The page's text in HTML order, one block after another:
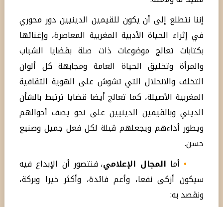
إننا نتطلع إلى أن يكون للقيمين الدينيين دور محوري
في إثراء الحياة الأدبية المغربية المعاصرة، وإغنائها
بكتابات تعالج موضوعات ذات صلة بقضايا الشباب
والمرأة وتخليق الحياة العامة ومجابهة كل ألوان
التخلف والانحلال التي تشوش على الهوية الثقافية
المغربية الأصيلة، كما تعالج أيضا قضايا ترتبط بالشأن
الديني وبالقيمين الدينيين على نحو يصف أحوالهم
ويطور أداءهم ويجعلهم قبلة لكل فعل جميل وصنيع
حسن.
• أما المجال الإعلامي، فنتصور أن الإبداع فيه
سيكون أزكى نفعا، وأعم فائدة، وأكثر خيرا وبركة،
ونقصد به: